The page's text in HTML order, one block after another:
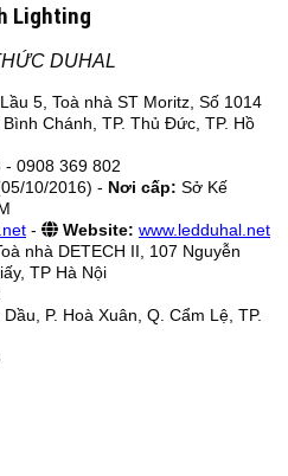
Lighting
DUHAL
5, Toà nhà ST Moritz, Số 1014
Chánh, TP. Thủ Đức, TP. Hồ
- 0908 369 802
10/2016) - Nơi cấp: Sở Kế
- Website: www.ledduhal.net
nhà DETECH II, 107 Nguyễn
TP Hà Nội
Dầu, P. Hoà Xuân, Q. Cẩm Lệ, TP.